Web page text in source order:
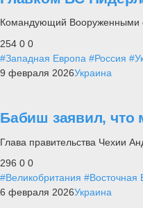
Командующий Вооруженными
254 0 0
#Западная Европа #Россия
9 февраля 2026Украина
Бабиш заявил, что
Глава правительства Чехии
296 0 0
#Великобритания #Восточная
6 февраля 2026Украина